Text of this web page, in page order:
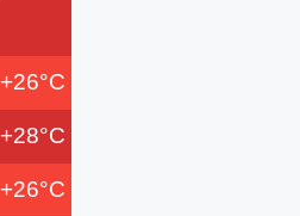
+26°C
+28°C
+26°C